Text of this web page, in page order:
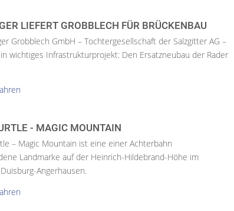
LIEFERT GROBBLECH FÜR BRÜCKENBAU
Grobblech GmbH – Tochtergesellschaft der Salzgitter AG –
wichtiges Infrastrukturprojekt: Den Ersatzneubau der Rader
- MAGIC MOUNTAIN
– Magic Mountain ist eine einer Achterbahn
Landmarke auf der Heinrich-Hildebrand-Höhe im
Angerhausen.